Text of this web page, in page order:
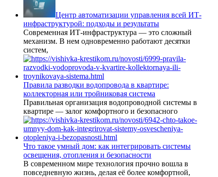
Центр автоматизации управления всей ИТ-
инфраструктурой: подходы и результаты
Современная ИТ-инфраструктура — это сложный
механизм. В нем одновременно работают десятки
систем,
Правила разводки водопровода в квартире:
коллекторная или тройниковая система
Правильная организация водопроводной системы в
квартире — залог комфортного и безопасного
Что такое умный дом: как интегрировать системы
освещения, отопления и безопасности
В современном мире технология прочно вошла в
повседневную жизнь, делая её более комфортной,